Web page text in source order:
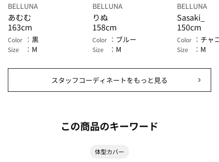
BELLUNA
あむむ
163cm
Color 黒
Size M
BELLUNA
りぬ
158cm
Color ブルー
Size M
BELLUNA
Sasaki_
150cm
Color チャ
Size M
スタッフコーディネートをもっと見る
この商品のキーワード
体型カバー